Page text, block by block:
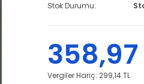
Stok Durumu:
358,97
Vergiler Hariç:299,14 TL